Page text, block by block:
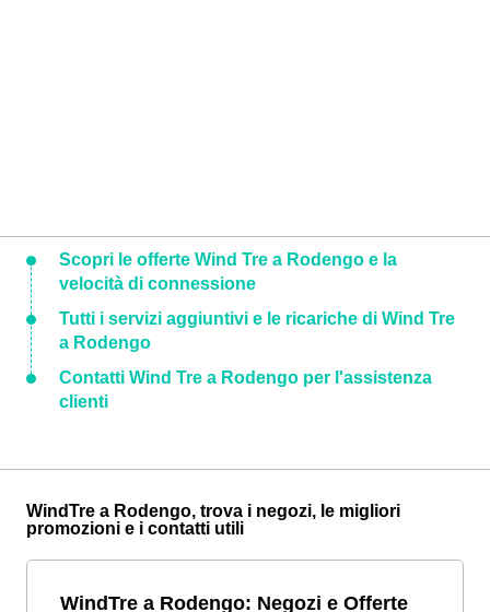
Scopri le offerte Wind Tre a Rodengo e la
velocità di connessione
Tutti i servizi aggiuntivi e le ricariche di Wind Tre
a Rodengo
Contatti Wind Tre a Rodengo per l'assistenza
clienti
WindTre a Rodengo, trova i negozi, le migliori
promozioni e i contatti utili
WindTre a Rodengo: Negozi e Offerte